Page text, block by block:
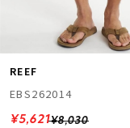
REEF
EBS262014
¥8,030
¥5,621